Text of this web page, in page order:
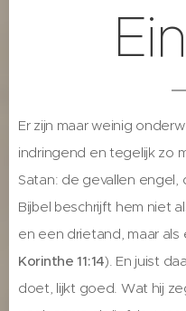
Er zijn maar weinig
indringend en tegelijk zo
Satan: de gevallen
Bijbel beschrijft hem niet
en een drietand, maar
Korinthe 11:14). En juist
doet, lijkt goed. Wat hij